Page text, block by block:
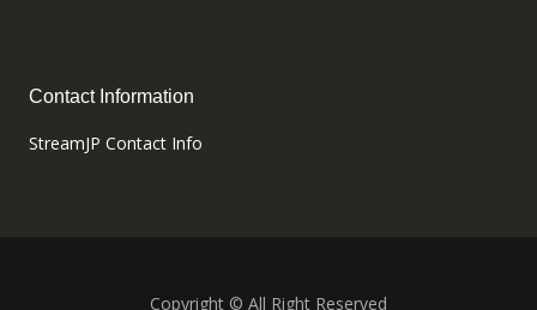
Contact Information
StreamJP Contact Info
Copyright © All Right Reserved